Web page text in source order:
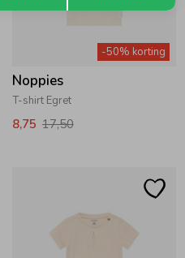
-50% korting
Noppies
T-shirt Egret
8,75 17,50